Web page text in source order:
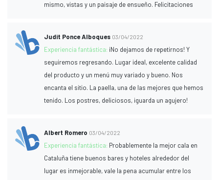
mismo, vistas y un paisaje de ensueño. Felicitaciones
Judit Ponce Alboques 03/04/2022
Experiencia fantástica: ¡No dejamos de repetirnos! Y
seguiremos regresando. Lugar ideal, excelente calidad
del producto y un menú muy variado y bueno. Nos
encanta el sitio. La paella, una de las mejores que hemos
tenido. Los postres, deliciosos, ¡guarda un agujero!
Albert Romero 03/04/2022
Experiencia fantástica: Probablemente la mejor cala en
Cataluña tiene buenos bares y hoteles alrededor del
lugar es inmejorable, vale la pena acumular entre los